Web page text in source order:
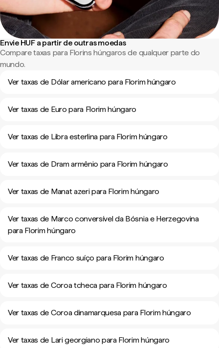
Envie HUF a partir de outras moedas
Compare taxas para Florins húngaros de qualquer parte do
mundo.
Ver taxas de Dólar americano para Florim húngaro
Ver taxas de Euro para Florim húngaro
Ver taxas de Libra esterlina para Florim húngaro
Ver taxas de Dram armênio para Florim húngaro
Ver taxas de Manat azeri para Florim húngaro
Ver taxas de Marco conversível da Bósnia e Herzegovina
para Florim húngaro
Ver taxas de Franco suíço para Florim húngaro
Ver taxas de Coroa tcheca para Florim húngaro
Ver taxas de Coroa dinamarquesa para Florim húngaro
Ver taxas de Lari georgiano para Florim húngaro